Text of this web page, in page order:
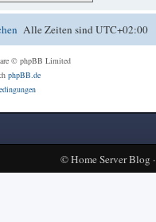
Alle Zeiten sindUTC+02:00
© phpBB Limited
phpBB.de
©Home Server Blog